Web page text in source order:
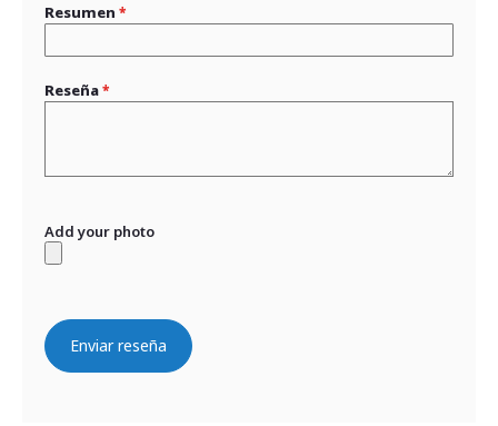
Resumen
Reseña
Add your photo
Enviar reseña